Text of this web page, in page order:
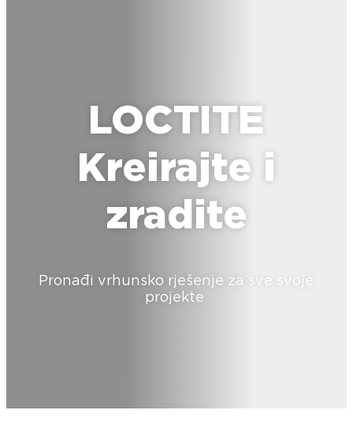
LOCTITE
Kreirajte i
zradite
Pronađi vrhunsko rješenje za sve svoje
projekte